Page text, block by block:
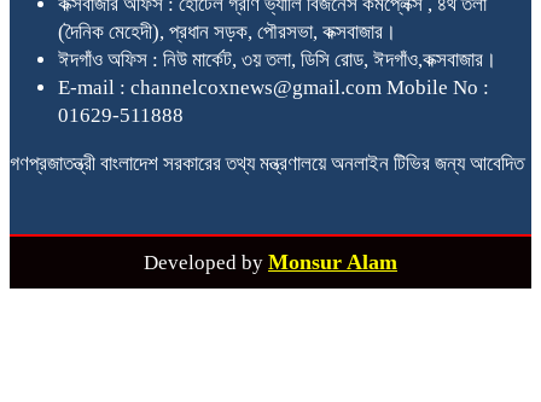
(দৈনিক মেহেদী), প্রধান সড়ক, পৌরসভা, কক্সবাজার।
ঈদগাঁও অফিস : নিউ মার্কেট, ৩য় তলা, ডিসি রোড, ঈদগাঁও,কক্সবাজার।
E-mail : channelcoxnews@gmail.com Mobile No :
01629-511888
গণপ্রজাতন্ত্রী বাংলাদেশ সরকারের তথ্য মন্ত্রণালয়ে অনলাইন টিভির জন্য আবেদিত
Developed by Monsur Alam